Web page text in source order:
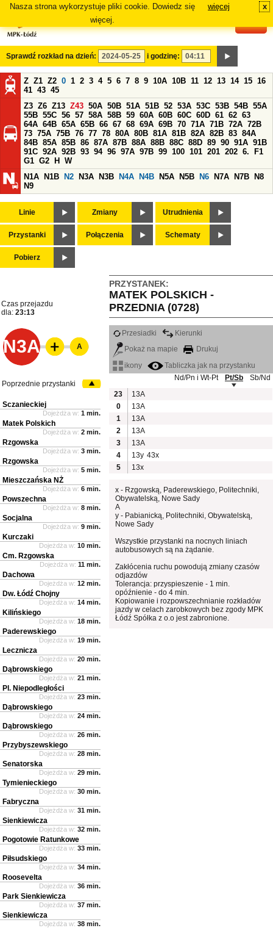
Nasza strona wykorzystuje pliki cookie. Dowiedz się
więcej.
więcej x
Sprawdź rozkład na dzień: i godzinę:
Z Z1 Z2 0 1 2 3 4 5 6 7 8 9 10A 10B 11 12 13 14 15 16
41 43 45
Z3 Z6 Z13 Z43 50A 50B 51A 51B 52 53A 53C 53B 54B 55A
55B 55C 56 57 58A 58B 59 60A 60B 60C 60D 61 62 63
64A 64B 65A 65B 66 67 68 69A 69B 70 71A 71B 72A 72B
73 75A 75B 76 77 78 80A 80B 81A 81B 82A 82B 83 84A
84B 85A 85B 86 87A 87B 88A 88B 88C 88D 89 90 91A 91B
91C 92A 92B 93 94 96 97A 97B 99 100 101 201 202 6.
F1
G1 G2 H
W
N1A
N1B N2 N3A N3B N4A N4B N5A N5B N6 N7A N7B
N8
N9
Linie Zmiany Utrudnienia
Przystanki Połączenia Schematy
Pobierz
PRZYSTANEK:
MATEK POLSKICH -
PRZEDNIA (0728)
Czas przejazdu
dla: 23:13
N3A
Przesiadki
Kierunki
Pokaż na mapie
Drukuj
ikony
Tabliczka jak na przystanku
Nd/Pn i Wt-Pt
Pt/Sb
Sb/Nd
23
13A
0
13A
1
13A
2
13A
3
13A
4
13y 43x
5
13x
x - Rzgowską, Paderewskiego, Politechniki,
Obywatelską, Nowe Sady
A
y - Pabianicką, Politechniki, Obywatelską,
Nowe Sady
Wszystkie przystanki na nocnych liniach
autobusowych są na żądanie.
Zakłócenia ruchu powodują zmiany czasów
odjazdów
Tolerancja: przyspieszenie - 1 min.
opóźnienie - do 4 min.
Kopiowanie i rozpowszechnianie rozkładów
jazdy w celach zarobkowych bez zgody MPK
Łódź Spółka z o.o jest zabronione.
A
Poprzednie przystanki
Sczanieckiej
Dojeżdża w: 1 min.
Matek Polskich
Dojeżdża w: 2 min.
Rzgowska
Dojeżdża w: 3 min.
Rzgowska
Dojeżdża w: 5 min.
Mieszczańska NŻ
Dojeżdża w: 6 min.
Powszechna
Dojeżdża w: 8 min.
Socjalna
Dojeżdża w: 9 min.
Kurczaki
Dojeżdża w: 10 min.
Cm. Rzgowska
Dojeżdża w: 11 min.
Dachowa
Dojeżdża w: 12 min.
Dw. Łódź Chojny
Dojeżdża w: 14 min.
Kilińskiego
Dojeżdża w: 18 min.
Paderewskiego
Dojeżdża w: 19 min.
Lecznicza
Dojeżdża w: 20 min.
Dąbrowskiego
Dojeżdża w: 21 min.
Pl. Niepodległości
Dojeżdża w: 23 min.
Dąbrowskiego
Dojeżdża w: 24 min.
Dąbrowskiego
Dojeżdża w: 26 min.
Przybyszewskiego
Dojeżdża w: 28 min.
Senatorska
Dojeżdża w: 29 min.
Tymienieckiego
Dojeżdża w: 30 min.
Fabryczna
Dojeżdża w: 31 min.
Sienkiewicza
Dojeżdża w: 32 min.
Pogotowie Ratunkowe
Dojeżdża w: 33 min.
Piłsudskiego
Dojeżdża w: 34 min.
Roosevelta
Dojeżdża w: 36 min.
Park Sienkiewicza
Dojeżdża w: 37 min.
Sienkiewicza
Dojeżdża w: 38 min.